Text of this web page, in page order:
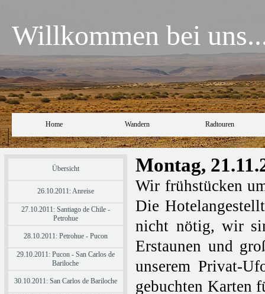
Home Wandern Radtouren
Willkommen bei
Übersicht
26.10.2011: Anreise
27.10.2011: Santiago de Chile -
Petrohue
28.10.2011: Petrohue - Pucon
29.10.2011: Pucon - San Carlos de
Bariloche
30.10.2011: San Carlos de Bariloche
Montag,
Wir frühstücken
Die
nicht nötig, wir
Erstaunen und
unserem Privat-
gebuchten Karten